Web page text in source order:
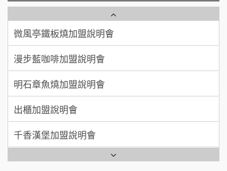
廖 先生/小姐 高雄市
加盟預算
【曉妍美妝】誠徵行政櫃檯
自助洗衣店誠徵代洗收送人員(台中市)
MUSHEN徵SPA美容芳療師
日十。早午食加盟說明會
拾鑶火鍋加盟說明會
全家加盟說明會
台灣G湯加盟說明會
微風亭鐵板燒加盟說明會
漫步藍咖啡加盟說明會
明石章魚燒加盟說明會
出櫃加盟說明會
千香漢堡加盟說明會
七盞茶加盟說明會
拉亞漢堡加盟說明會